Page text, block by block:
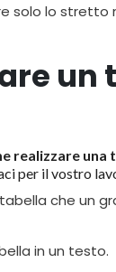
solo lo stretto
realizzare una
per il vostro
che un
in un testo.